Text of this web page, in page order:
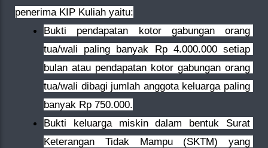
penerima KIP Kuliah yaitu:
Bukti pendapatan kotor gabungan orang
tua/wali paling banyak Rp 4.000.000 setiap
bulan atau pendapatan kotor gabungan orang
tua/wali dibagi jumlah anggota keluarga paling
banyak Rp 750.000.
Bukti keluarga miskin dalam bentuk Surat
Keterangan Tidak Mampu (SKTM) yang